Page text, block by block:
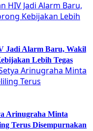
Jadi Alarm Baru, Wakil
Lebih Tegas
Arinugraha Minta
Terus Disempurnakan